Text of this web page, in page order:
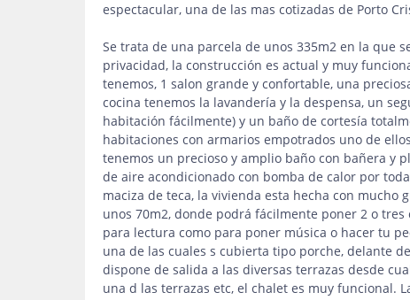
espectacular, una de las mas cotizadas de Porto
Se trata de una parcela de unos 335m2 en la que
privacidad, la construcción es actual y muy
tenemos, 1 salon grande y confortable, una
cocina tenemos la lavandería y la despensa, un
habitación fácilmente) y un baño de cortesía
habitaciones con armarios empotrados uno de
tenemos un precioso y amplio baño con bañera y
de aire acondicionado con bomba de calor por
maciza de teca, la vivienda esta hecha con
unos 70m2, donde podrá fácilmente poner 2 o
para lectura como para poner música o hacer tu
una de las cuales s cubierta tipo porche, delante
dispone de salida a las diversas terrazas desde
una d las terrazas etc, el chalet es muy funcional.